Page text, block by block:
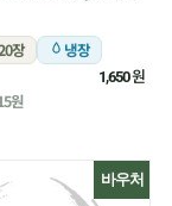
장 냉장
1,650원
원
바우처